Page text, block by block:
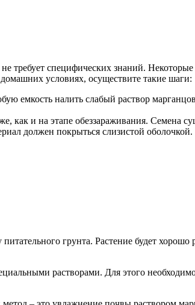
требует специфических знаний.
условиях, осуществите такие шаги:
емкость налить слабый раствор
как и на этапе обеззараживания. Семена
должен покрыться слизистой
грунта. Растение будет
растворами. Для этого